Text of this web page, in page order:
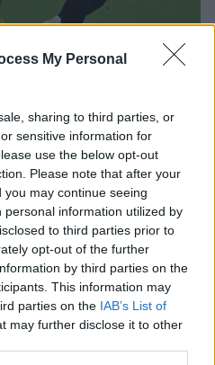
My Personal
sharing to third parties, or
sensitive information for
use the below opt-out
Please note that after your
may continue seeing
information utilized by
to third parties prior to
opt-out of the further
by third parties on the
This information may
parties on the IAB’s List of
may further disclose it to other
στα social media ο
Οντουμπάτζο
με γκολ του στην Τούμπα
ΠΑΟΚ στην τετράδα του
της ΠΑΕ